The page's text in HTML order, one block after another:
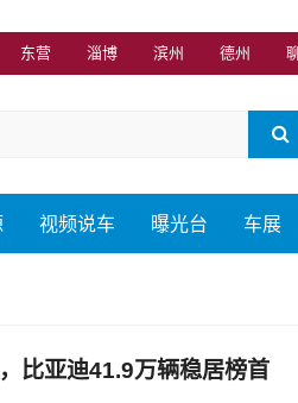
东营 淄博 滨州 德州
视频说车 曝光台 车展
比亚迪41.9万辆稳居榜首